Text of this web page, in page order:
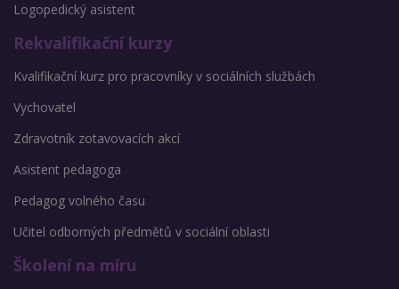
Logopedický asistent
Rekvalifikační kurzy
Kvalifikační kurz pro pracovníky v sociálních službách
Vychovatel
Zdravotník zotavovacích akcí
Asistent pedagoga
Pedagog volného času
Učitel odborných předmětů v sociální oblasti
Školení na míru